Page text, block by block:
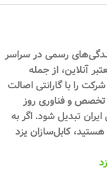
رسمی در سراسر
آنلاین، از جمله
را با گارانتی اصالت
تخصص و فناوری روز
تبدیل شود. اگر به
هستید،کابل‌سازان یزد